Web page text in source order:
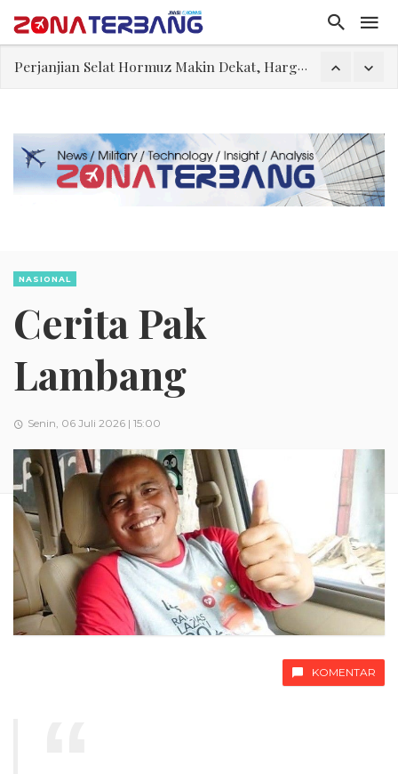
Perjanjian Selat Hormuz Makin Dekat, Harga Minyak Mentah Melonjak Akibat Serangan Terbaru Houthi
Filsafat “Toy Story”
Abdul El-Sayed Selangkah Lagi Menuju Senat AS
Tiongkok Pamerkan Jet Pembom H-6N
NASIONAL
Cerita Pak
Lambang
Senin, 06 Juli 2026 | 15:00
KOMENTAR